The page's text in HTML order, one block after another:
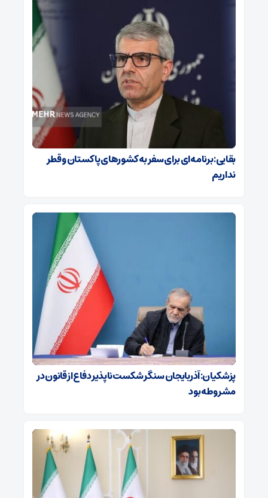
بقایی: برنامه‌ای برای سفر به کشورهای پاکستان و قطر
نداریم
پزشکیان: آذربایجان سنگر شکست‌ناپذیر دفاع از قانون در
مشروطه بود